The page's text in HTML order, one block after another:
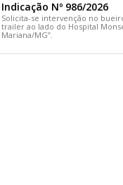
Indicação Nº 986/2026
Solicita-se intervenção no
trailer ao lado do Hospital
Mariana/MG”.